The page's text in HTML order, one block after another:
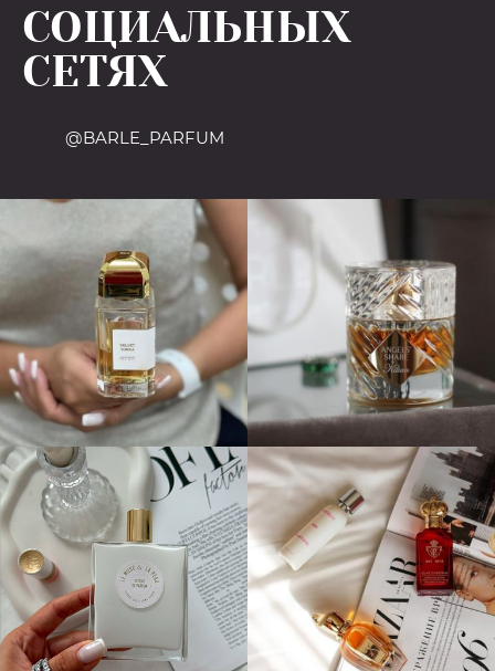
СОЦИАЛЬНЫХ
СЕТЯХ
@BARLE_PARFUM